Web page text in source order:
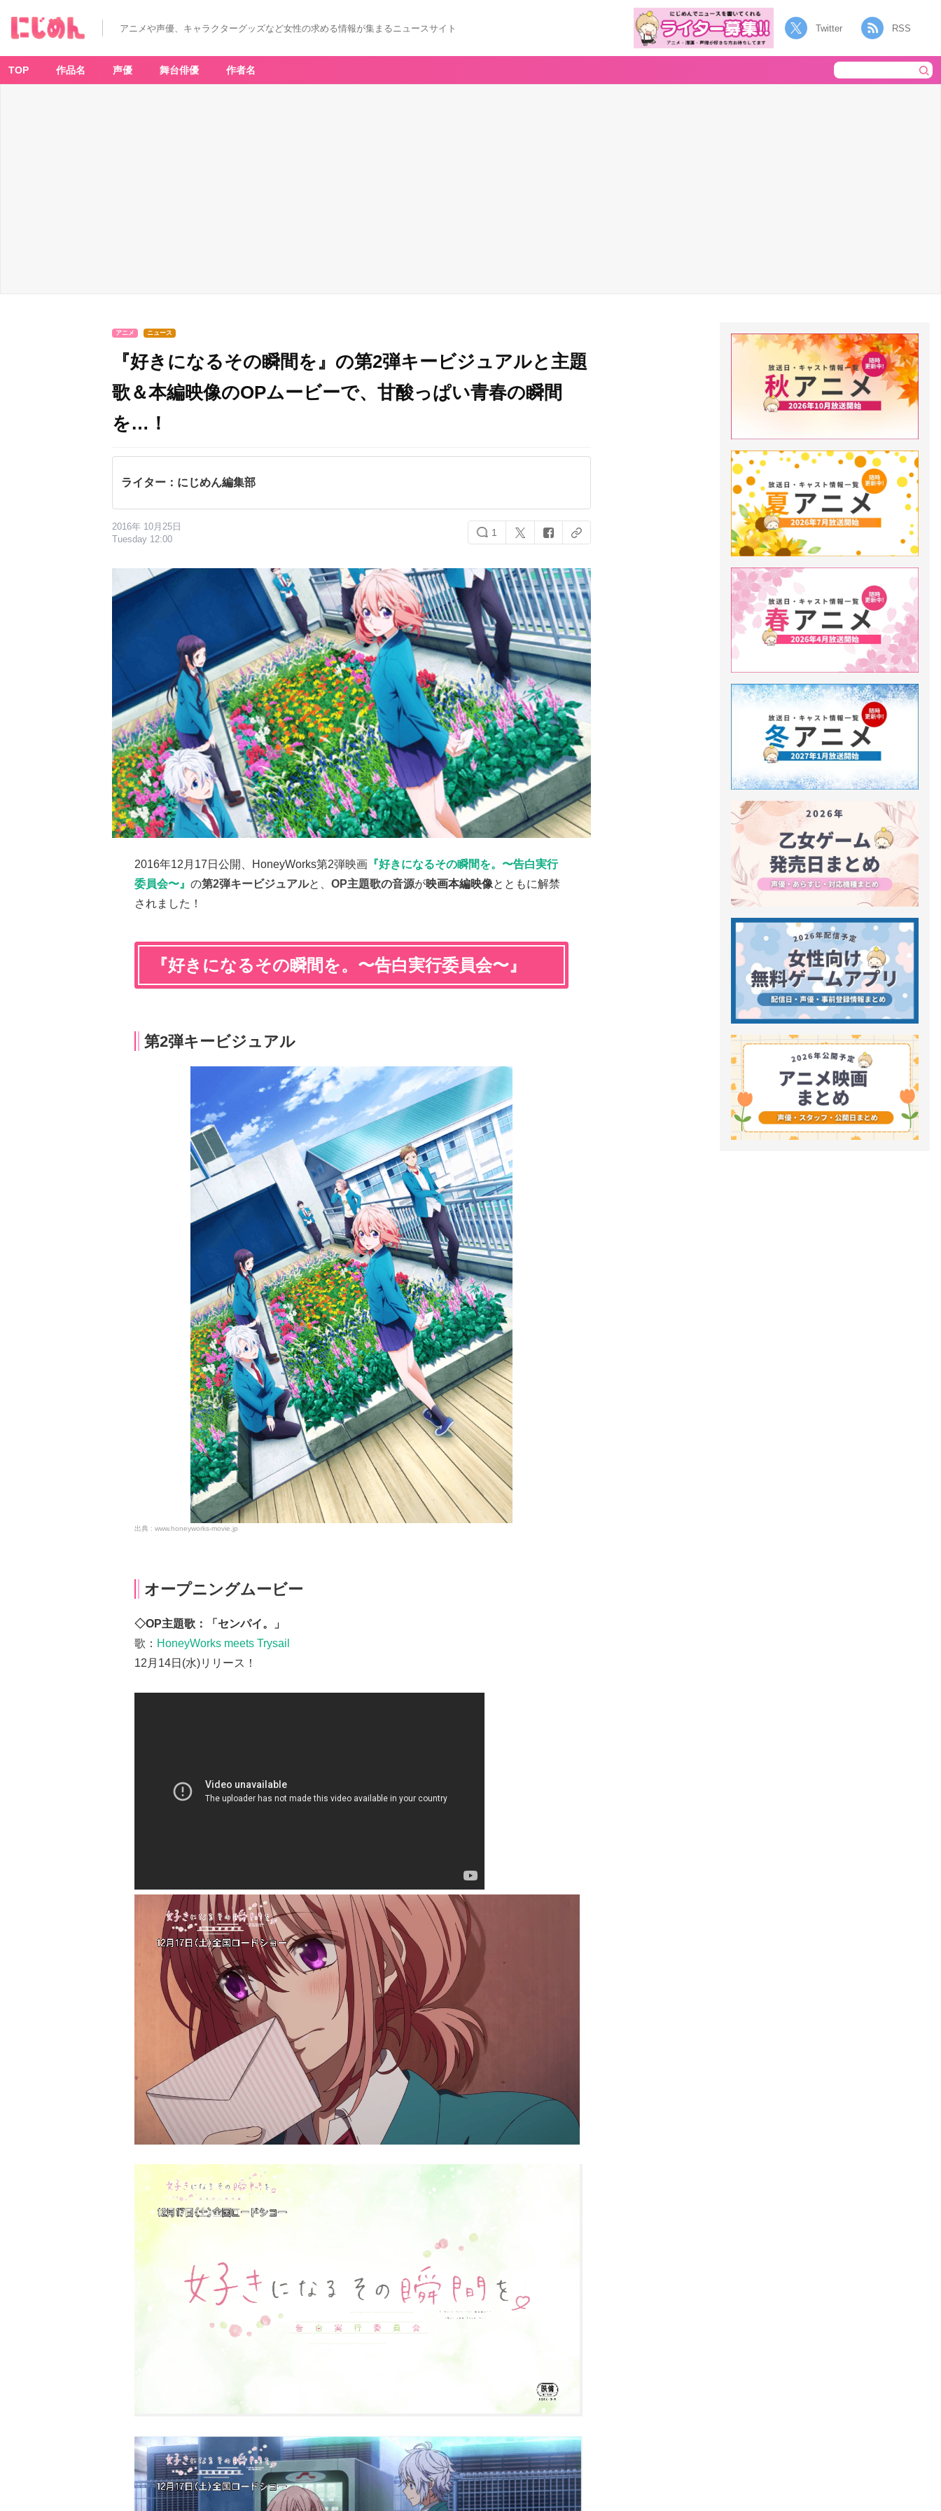
アニメや声優、キャラクターグッズなど女性の求める情報が集まるニュースサイト Twitter RSS
TOP 作品名 声優 舞台俳優 作者名
アニメ ニュース
『好きになるその瞬間を』の第2弾キービジュアルと主題
歌＆本編映像のOPムービーで、甘酸っぱい青春の瞬間
を…！
ライター：にじめん編集部
2016年 10月25日
Tuesday 12:00
1
2016年12月17日公開、HoneyWorks第2弾映画 『好きになるその瞬間を。〜告白実行
委員会〜』 の第2弾キービジュアルと、 OP主題歌の音源が映画本編映像とともに解禁
されました！
『好きになるその瞬間を。〜告白実行委員会〜』
第2弾キービジュアル
www.honeyworks-movie.jp
オープニングムービー
◇OP主題歌：「センパイ。」
歌： HoneyWorks meets Trysail
12月14日(水)リリース！